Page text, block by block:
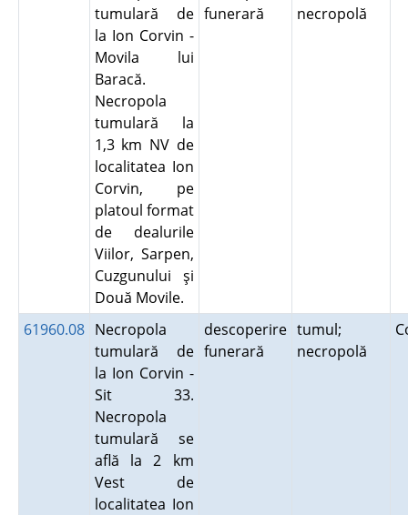
tumulară de
la Ion Corvin -
Movila lui
Baracă.
Necropola
tumulară la
1,3 km NV de
localitatea Ion
Corvin, pe
platoul format
de dealurile
Viilor, Sarpen,
Cuzgunului şi
Două Movile.
funerară
necropolă
61960.08 Necropola
tumulară de
la Ion Corvin -
Sit 33.
Necropola
tumulară se
află la 2 km
Vest de
localitatea Ion
descoperire
funerară
tumul;
necropolă